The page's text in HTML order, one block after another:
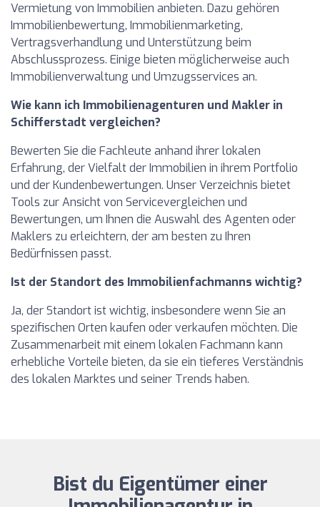
Vermietung von Immobilien anbieten. Dazu gehören
Immobilienbewertung, Immobilienmarketing,
Vertragsverhandlung und Unterstützung beim
Abschlussprozess. Einige bieten möglicherweise auch
Immobilienverwaltung und Umzugsservices an.
Wie kann ich Immobilienagenturen und Makler in
Schifferstadt vergleichen?
Bewerten Sie die Fachleute anhand ihrer lokalen
Erfahrung, der Vielfalt der Immobilien in ihrem Portfolio
und der Kundenbewertungen. Unser Verzeichnis bietet
Tools zur Ansicht von Servicevergleichen und
Bewertungen, um Ihnen die Auswahl des Agenten oder
Maklers zu erleichtern, der am besten zu Ihren
Bedürfnissen passt.
Ist der Standort des Immobilienfachmanns wichtig?
Ja, der Standort ist wichtig, insbesondere wenn Sie an
spezifischen Orten kaufen oder verkaufen möchten. Die
Zusammenarbeit mit einem lokalen Fachmann kann
erhebliche Vorteile bieten, da sie ein tieferes Verständnis
des lokalen Marktes und seiner Trends haben.
Bist du Eigentümer einer